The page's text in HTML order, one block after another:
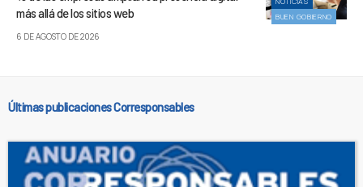
BUEN GOBIERNO
más allá de los sitios web
6 DE AGOSTO DE 2026
Últimas publicaciones Corresponsables